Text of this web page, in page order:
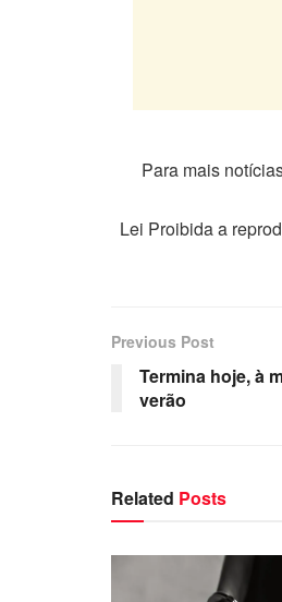
Para mais
Lei Proibida a
Previous Post
Termina hoje, à
verão
Related Posts